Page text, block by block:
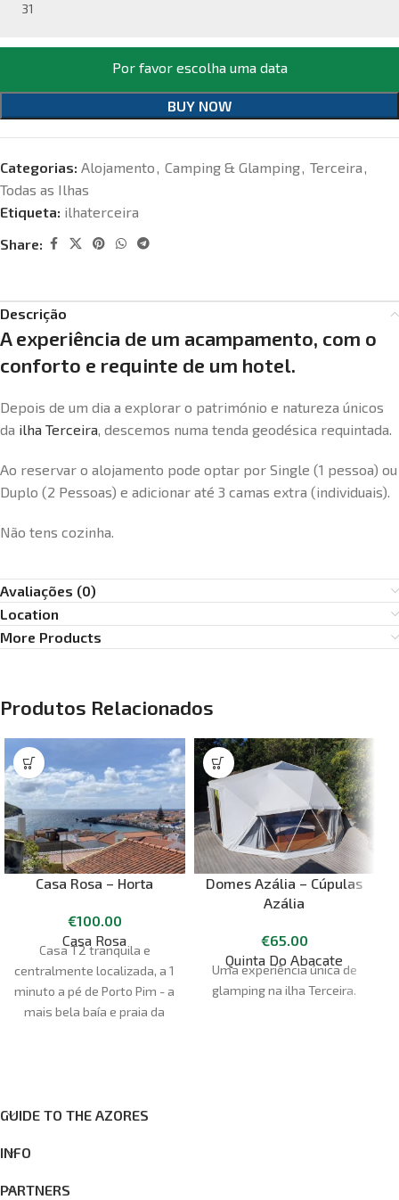
31
Por favor escolha uma data
BUY NOW
Categorias: Alojamento, Camping & Glamping, Terceira,
Todas as Ilhas
Etiqueta: ilhaterceira
Share:
Descrição
A experiência de um acampamento, com o
conforto e requinte de um hotel.
Depois de um dia a explorar o património e natureza únicos
da ilha Terceira, descemos numa tenda geodésica requintada.
Ao reservar o alojamento pode optar por Single (1 pessoa) ou
Duplo (2 Pessoas) e adicionar até 3 camas extra (individuais).
Não tens cozinha.
Avaliações (0)
Location
More Products
Produtos Relacionados
Casa Rosa – Horta
€100.00
Casa Rosa
Casa T2 tranquila e
centralmente localizada, a 1
minuto a pé de Porto Pim - a
mais bela baía e praia da
Domes Azália – Cúpulas
Azália
€65.00
Quinta Do Abacate
Uma experiência única de
glamping na ilha Terceira.
GUIDE TO THE AZORES
INFO
PARTNERS